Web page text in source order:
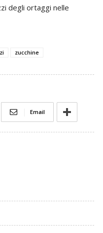
degli ortaggi nelle
zucchine
Email